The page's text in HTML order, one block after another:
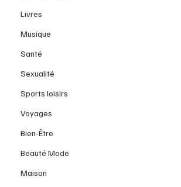
Livres
Musique
Santé
Sexualité
Sports loisirs
Voyages
Bien-Être
Beauté Mode
Maison